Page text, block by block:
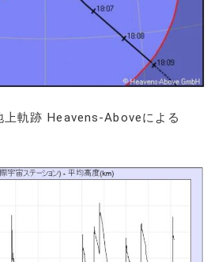
軌跡 Heavens-Aboveによる